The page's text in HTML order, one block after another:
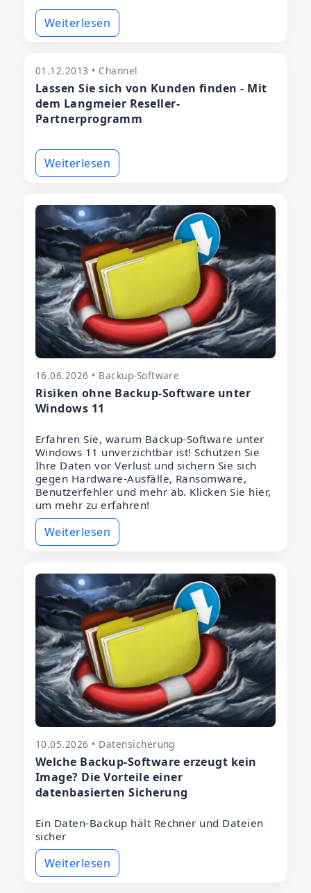
Weiterlesen
01.12.2013 • Channel
Lassen Sie sich von Kunden finden - Mit
dem Langmeier Reseller-
Partnerprogramm
Weiterlesen
16.06.2026 • Backup-Software
Risiken ohne Backup-Software unter
Windows 11
Erfahren Sie, warum Backup-Software unter
Windows 11 unverzichtbar ist! Schützen Sie
Ihre Daten vor Verlust und sichern Sie sich
gegen Hardware-Ausfälle, Ransomware,
Benutzerfehler und mehr ab. Klicken Sie hier,
um mehr zu erfahren!
Weiterlesen
10.05.2026 • Datensicherung
Welche Backup-Software erzeugt kein
Image? Die Vorteile einer
datenbasierten Sicherung
Ein Daten-Backup hält Rechner und Dateien
sicher
Weiterlesen